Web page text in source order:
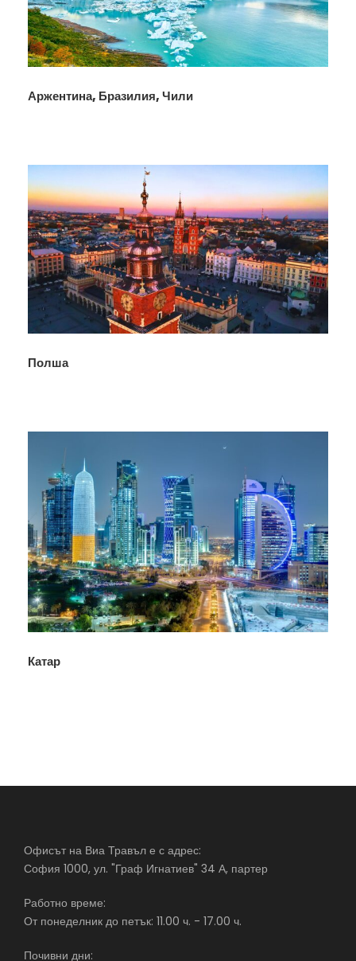
Аржентина, Бразилия, Чили
Полша
Катар
Офисът на Виа Травъл е с адрес:
София 1000, ул. "Граф Игнатиев" 34 А, партер
Работно време:
От понеделник до петък: 11.00 ч. - 17.00 ч.
Почивни дни: